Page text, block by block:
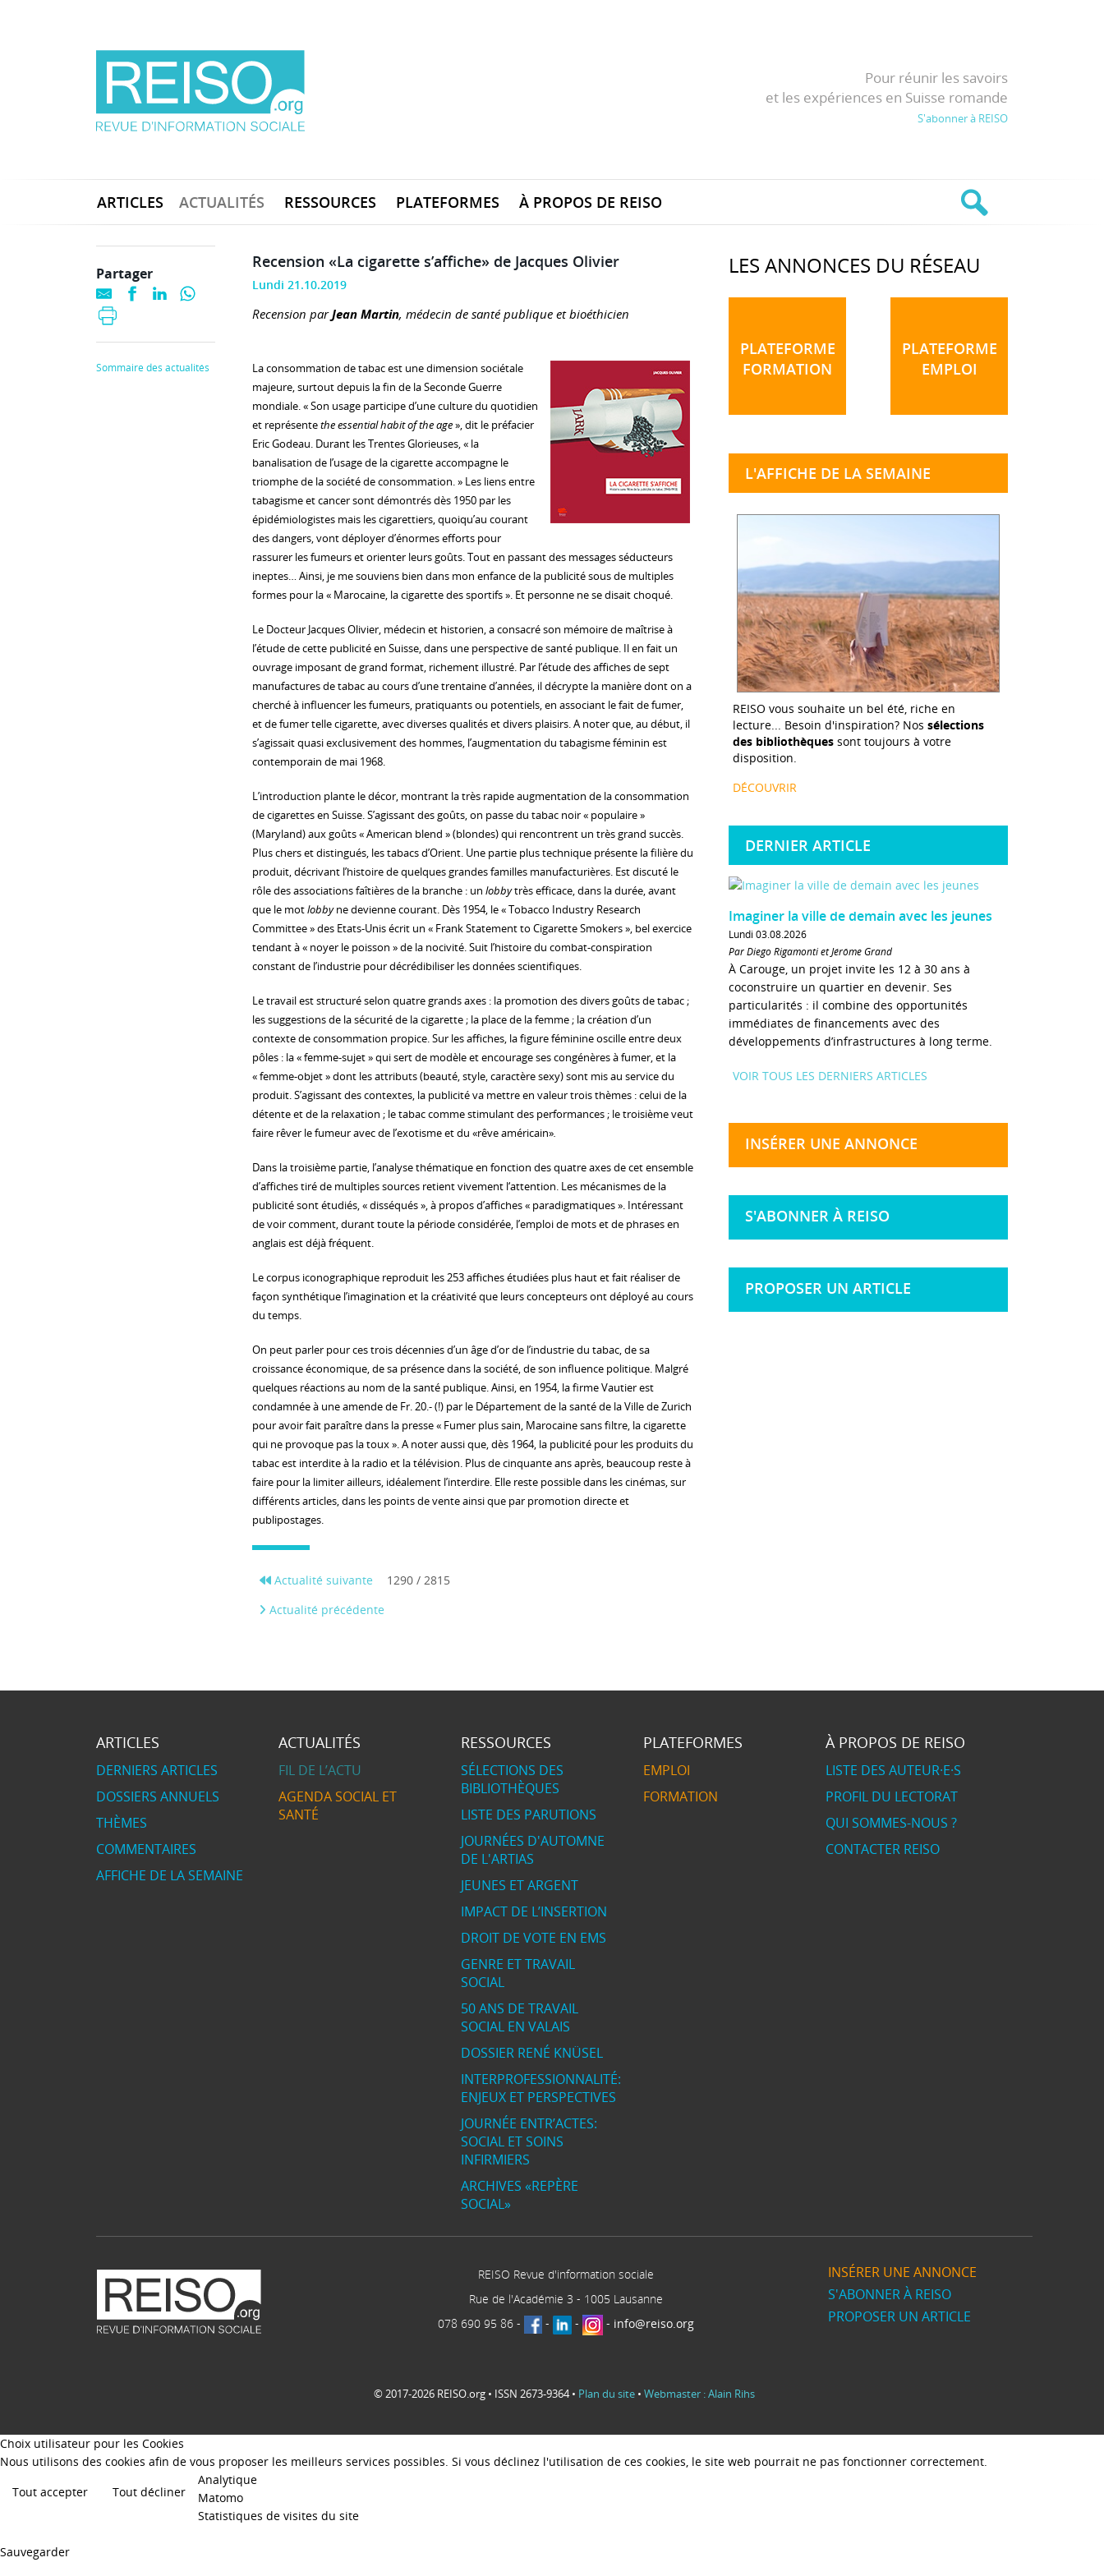
Pour réunir les savoirs
et les expériences en Suisse romande
S'abonner à REISO
ARTICLES ACTUALITÉS RESSOURCES PLATEFORMES À PROPOS DE REISO
Recension «La cigarette s’affiche» de Jacques Olivier
Lundi 21.10.2019
Recension parJean Martin, médecin de santé publique et bioéthicien
La consommation de tabac est une dimension sociétale
majeure, surtout depuis la fin de la Seconde Guerre
mondiale. « Son usage participe d’une culture du quotidien
et représentethe essential habit of the age», dit le préfacier
Eric Godeau. Durant les Trentes Glorieuses, « la
banalisation de l’usage de la cigarette accompagne le
triomphe de la société de consommation. » Les liens entre
tabagisme et cancer sont démontrés dès 1950 par les
épidémiologistes mais les cigarettiers, quoiqu’au courant
des dangers, vont déployer d’énormes efforts pour
rassurer les fumeurs et orienter leurs goûts. Tout en passant des messages séducteurs
ineptes… Ainsi, je me souviens bien dans mon enfance de la publicité sous de multiples
formes pour la « Marocaine, la cigarette des sportifs ». Et personne ne se disait choqué.
Le Docteur Jacques Olivier, médecin et historien, a consacré son mémoire de maîtrise à
l’étude de cette publicité en Suisse, dans une perspective de santé publique. Il en fait un
ouvrage imposant de grand format, richement illustré. Par l’étude des affiches de sept
manufactures de tabac au cours d’une trentaine d’années, il décrypte la manière dont on a
cherché à influencer les fumeurs, pratiquants ou potentiels, en associant le fait de fumer,
et de fumer telle cigarette, avec diverses qualités et divers plaisirs. A noter que, au début, il
s’agissait quasi exclusivement des hommes, l’augmentation du tabagisme féminin est
contemporain de mai 1968.
L’introduction plante le décor, montrant la très rapide augmentation de la consommation
de cigarettes en Suisse. S’agissant des goûts, on passe du tabac noir « populaire »
(Maryland) aux goûts « American blend » (blondes) qui rencontrent un très grand succès.
Plus chers et distingués, les tabacs d’Orient. Une partie plus technique présente la filière du
produit, décrivant l’histoire de quelques grandes familles manufacturières. Est discuté le
rôle des associations faîtières de la branche : un lobbytrès efficace, dans la durée, avant
que le motlobbyne devienne courant. Dès 1954, le « Tobacco Industry Research
Committee » des Etats-Unis écrit un « Frank Statement to Cigarette Smokers », bel exercice
tendant à « noyer le poisson » de la nocivité. Suit l’histoire du combat-conspiration
constant de l’industrie pour décrédibiliser les données scientifiques.
Le travail est structuré selon quatre grands axes : la promotion des divers goûts de tabac ;
les suggestions de la sécurité de la cigarette ; la place de la femme ; la création d’un
contexte de consommation propice. Sur les affiches, la figure féminine oscille entre deux
pôles : la « femme-sujet » qui sert de modèle et encourage ses congénères à fumer, et la
« femme-objet » dont les attributs (beauté, style, caractère sexy) sont mis au service du
produit. S’agissant des contextes, la publicité va mettre en valeur trois thèmes : celui de la
détente et de la relaxation ; le tabac comme stimulant des performances ; le troisième veut
faire rêver le fumeur avec de l’exotisme et du «rêve américain».
Dans la troisième partie, l’analyse thématique en fonction des quatre axes de cet ensemble
d’affiches tiré de multiples sources retient vivement l‘attention. Les mécanismes de la
publicité sont étudiés, « disséqués », à propos d’affiches « paradigmatiques ». Intéressant
de voir comment, durant toute la période considérée, l’emploi de mots et de phrases en
anglais est déjà fréquent.
Le corpus iconographique reproduit les 253 affiches étudiées plus haut et fait réaliser de
façon synthétique l’imagination et la créativité que leurs concepteurs ont déployé au cours
du temps.
On peut parler pour ces trois décennies d’un âge d’or de l’industrie du tabac, de sa
croissance économique, de sa présence dans la société, de son influence politique. Malgré
quelques réactions au nom de la santé publique. Ainsi, en 1954, la firme Vautier est
condamnée à une amende de Fr. 20.- (!) par le Département de la santé de la Ville de Zurich
pour avoir fait paraître dans la presse « Fumer plus sain, Marocaine sans filtre, la cigarette
qui ne provoque pas la toux ». A noter aussi que, dès 1964, la publicité pour les produits du
tabac est interdite à la radio et la télévision. Plus de cinquante ans après, beaucoup reste à
faire pour la limiter ailleurs, idéalement l’interdire. Elle reste possible dans les cinémas, sur
différents articles, dans les points de vente ainsi que par promotion directe et
publipostages.
Actualité suivante
1290 / 2815
Actualité précédente
Partager
Sommaire des actualités
LES ANNONCES DU RÉSEAU
PLATEFORME
FORMATION
PLATEFORME
EMPLOI
L'AFFICHE DE LA SEMAINE
REISO vous souhaite un bel été, riche en
lecture... Besoin d'inspiration? Nos sélections
des bibliothèques sont toujours à votre
disposition.
DÉCOUVRIR
DERNIER ARTICLE
Imaginer la ville de demain avec les jeunes
Lundi 03.08.2026
Par Diego Rigamonti et Jérôme Grand
À Carouge, un projet invite les 12 à 30 ans à
coconstruire un quartier en devenir. Ses
particularités : il combine des opportunités
immédiates de financements avec des
développements d’infrastructures à long terme.
VOIR TOUS LES DERNIERS ARTICLES
INSÉRER UNE ANNONCE
S'ABONNER À REISO
PROPOSER UN ARTICLE
ARTICLES
DERNIERS ARTICLES
DOSSIERS ANNUELS
THÈMES
COMMENTAIRES
AFFICHE DE LA SEMAINE
ACTUALITÉS
FIL DE L’ACTU
AGENDA SOCIAL ET
SANTÉ
RESSOURCES
SÉLECTIONS DES
BIBLIOTHÈQUES
LISTE DES PARUTIONS
JOURNÉES D'AUTOMNE
DE L'ARTIAS
JEUNES ET ARGENT
IMPACT DE L’INSERTION
DROIT DE VOTE EN EMS
GENRE ET TRAVAIL
SOCIAL
50 ANS DE TRAVAIL
SOCIAL EN VALAIS
DOSSIER RENÉ KNÜSEL
INTERPROFESSIONNALITÉ:
ENJEUX ET PERSPECTIVES
JOURNÉE ENTR’ACTES:
SOCIAL ET SOINS
INFIRMIERS
ARCHIVES «REPÈRE
SOCIAL»
PLATEFORMES
EMPLOI
FORMATION
À PROPOS DE REISO
LISTE DES AUTEUR·E·S
PROFIL DU LECTORAT
QUI SOMMES-NOUS ?
CONTACTER REISO
REISO Revue d'information sociale
Rue de l'Académie 3 - 1005 Lausanne
078 690 95 86 - - - - info@reiso.org
INSÉRER UNE ANNONCE
S'ABONNER À REISO
PROPOSER UN ARTICLE
© 2017-2026 REISO.org • ISSN 2673-9364 • Plan du site • Webmaster : Alain Rihs
Choix utilisateur pour les Cookies
Nous utilisons des cookies afin de vous proposer les meilleurs services possibles. Si vous déclinez l'utilisation de ces cookies, le site web pourrait ne pas fonctionner correctement.
Tout accepter
Tout décliner
Analytique
Matomo
Statistiques de visites du site
Sauvegarder